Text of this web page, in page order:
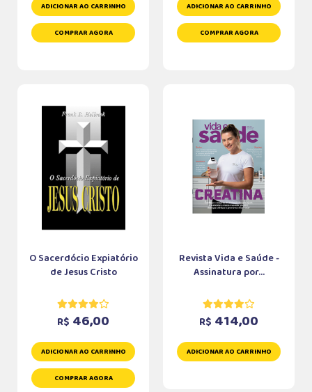
ADICIONAR AO CARRINHO
COMPRAR AGORA
ADICIONAR AO CARRINHO
COMPRAR AGORA
O Sacerdócio Expiatório
de Jesus Cristo
R$ 46,00
ADICIONAR AO CARRINHO
COMPRAR AGORA
Revista Vida e Saúde -
Assinatura por...
R$ 414,00
ADICIONAR AO CARRINHO